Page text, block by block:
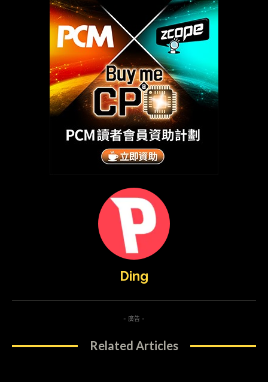
Ding
- 廣告 -
Related Articles